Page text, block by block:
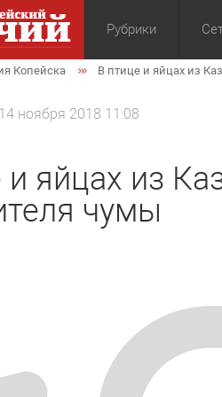
Рубрики
Общество
Копейска В птице и яйцах из
14 ноября 2018 11:08
и яйцах из
чумы